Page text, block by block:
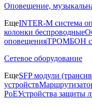
Оповещение,
ЕщеINTER-M система
колонки беспроводные
оповещенияТРОМБОН
Сетевое оборудование
ЕщеSFP модули
устройств
PoEУстройства защиты